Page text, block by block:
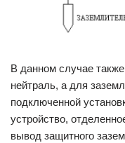
В данном случае
нейтраль, а для
подключенной
устройство,
вывод защитного